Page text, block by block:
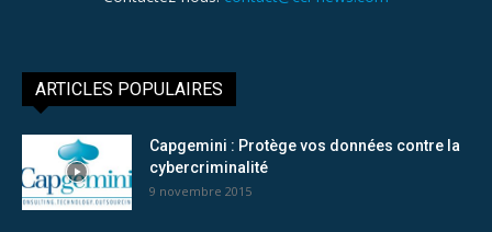
ARTICLES POPULAIRES
Capgemini : Protège vos données contre la
cybercriminalité
9 novembre 2015